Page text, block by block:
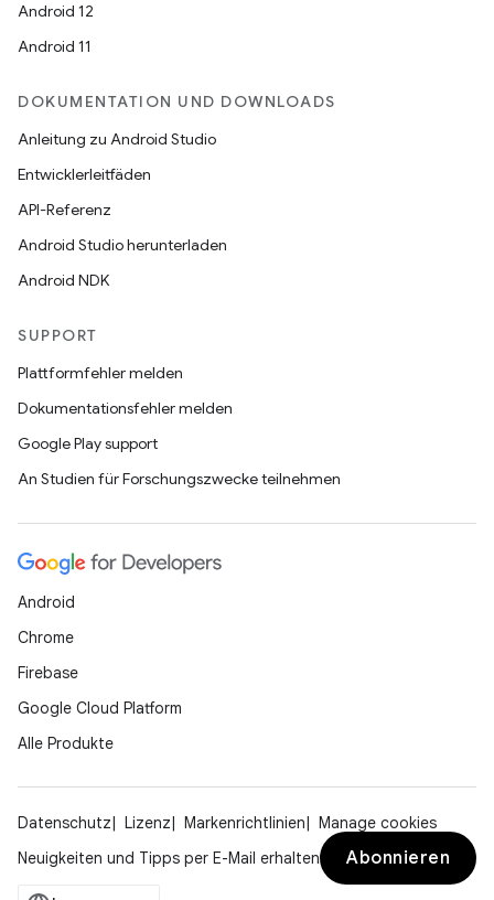
Android 12
Android 11
DOKUMENTATION UND DOWNLOADS
Anleitung zu Android Studio
Entwicklerleitfäden
API-Referenz
Android Studio herunterladen
Android NDK
SUPPORT
Plattformfehler melden
Dokumentationsfehler melden
Google Play support
An Studien für Forschungszwecke teilnehmen
Android
Chrome
Firebase
Google Cloud Platform
Alle Produkte
Datenschutz Lizenz Markenrichtlinien
Manage cookies
Neuigkeiten und Tipps per E-Mail erhalten
Abonnieren